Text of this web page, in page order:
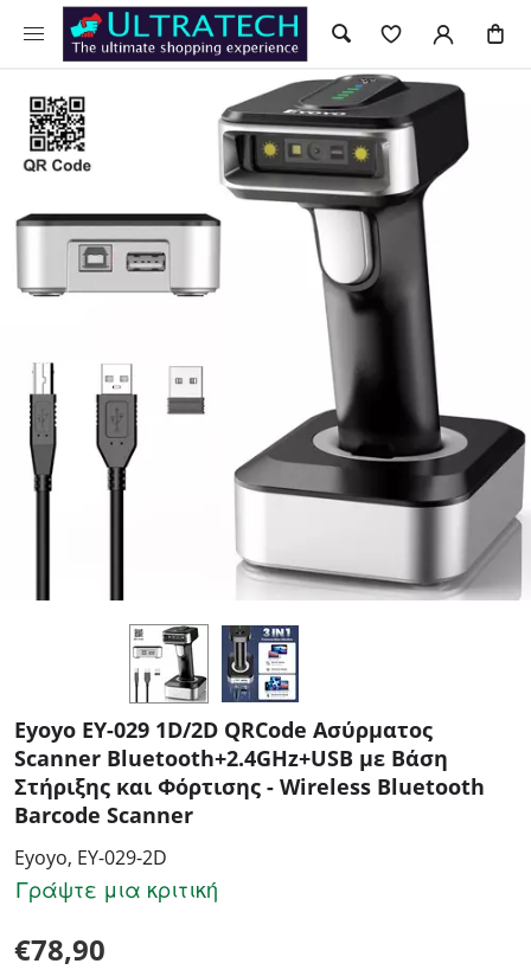
Eyoyo EY-029 1D/2D QRCode Ασύρματος
Scanner Bluetooth+2.4GHz+USB με Βάση
Στήριξης και Φόρτισης - Wireless Bluetooth
Barcode Scanner
Eyoyo, EY-029-2D
Γράψτε μια κριτική
€78,90